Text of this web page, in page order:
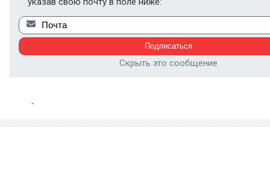
Скрыть это сообщение